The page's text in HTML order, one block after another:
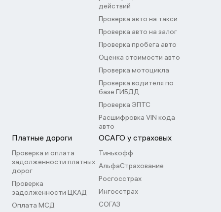
действий
Проверка авто на такси
Проверка авто на залог
Проверка пробега авто
Оценка стоимости авто
Проверка мотоцикла
Проверка водителя по
базе ГИБДД
Проверка ЭПТС
Расшифровка VIN кода
авто
Платные дороги
Проверка и оплата
задолженности платных
дорог
Проверка
задолженности ЦКАД
Оплата МСД
ОСАГО у страховых
Тинькофф
АльфаСтрахование
Росгосстрах
Ингосстрах
СОГАЗ